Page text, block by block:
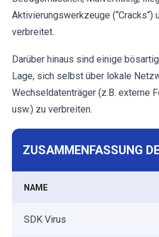
Aktivierungswerkzeuge (“Cracks“)
verbreitet.
Darüber hinaus sind einige
Lage, sich selbst über lokale
Wechseldatenträger (z.B. externe
usw.) zu verbreiten.
ZUSAMMENFASSUNG
NAME
SDK Virus